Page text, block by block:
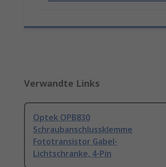
Verwandte Links
Optek OPB830
Schraubanschlussklemme
Fototransistor Gabel-
Lichtschranke, 4-Pin